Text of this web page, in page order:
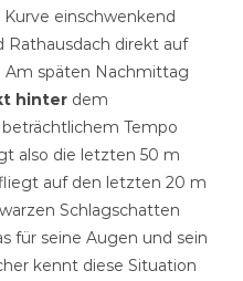
einschwenkend
Rathausdach direkt auf
Am späten Nachmittag
hinterdem
beträchtlichem Tempo
also die letzten 50 m
auf den letzten 20 m
Schlagschatten
für seine Augen und sein
kennt diese Situation